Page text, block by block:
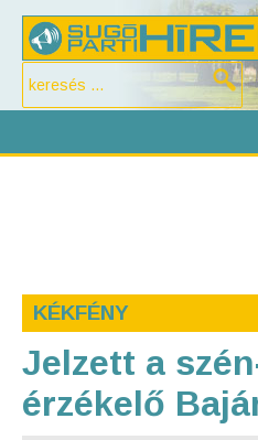
KÉKFÉNY
Jelzett a
érzékelő